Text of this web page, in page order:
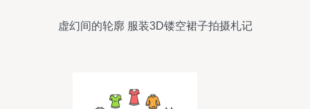
虚幻间的轮廓 服装3D镂空裙子拍摄札记